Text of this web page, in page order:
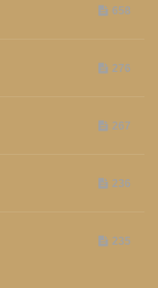
658
276
267
236
235